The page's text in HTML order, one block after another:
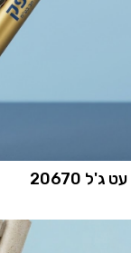
עט ג'ל 20670